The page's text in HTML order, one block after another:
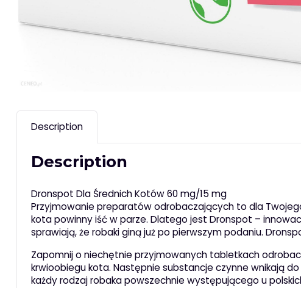
Description
Description
Dronspot Dla Średnich Kotów 60 mg/15 mg
Przyjmowanie preparatów odrobaczających to dla
kota powinny iść w parze. Dlatego jest Dronspot –
sprawiają, że robaki giną już po pierwszym podaniu.
Zapomnij o niechętnie przyjmowanych tabletkach
krwioobiegu kota. Następnie substancje czynne wnikają
każdy rodzaj robaka powszechnie występującego u